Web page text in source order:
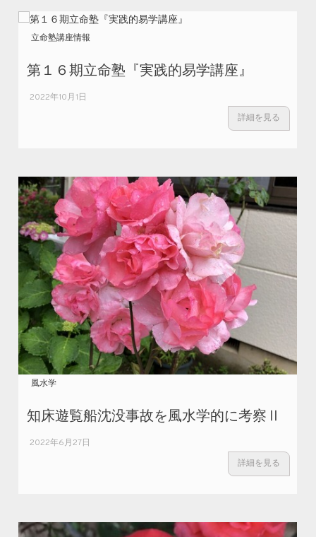
立命塾講座情報
第１６期立命塾『実践的易学講座』
2022年10月1日
詳細を見る
風水学
知床遊覧船沈没事故を風水学的に考察Ⅱ
2022年6月27日
詳細を見る